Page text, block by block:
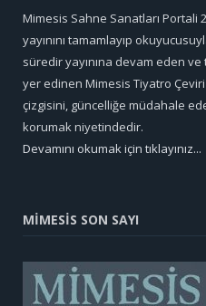
Mimesis Sahne Sanatları Portali
yayınını tamamlayıp
süredir yayınına devam eden
yer edinen Mimesis Tiyatro
çizgisini, güncelliğe müdahale
korumak niyetindedir.
Devamını okumak için tıklayınız...
MİMESİS SON SAYI